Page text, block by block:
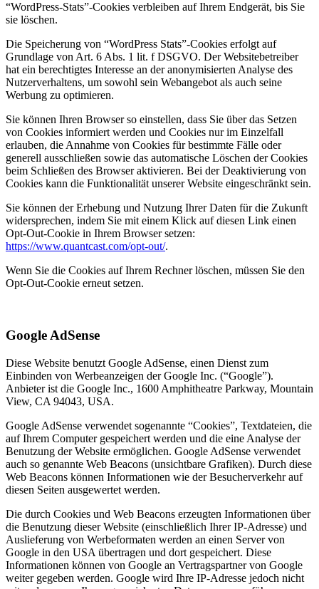
“WordPress-Stats”-Cookies verbleiben auf Ihrem Endgerät, bis Sie
sie löschen.
Die Speicherung von “WordPress Stats”-Cookies erfolgt auf
Grundlage von Art. 6 Abs. 1 lit. f DSGVO. Der Websitebetreiber
hat ein berechtigtes Interesse an der anonymisierten Analyse des
Nutzerverhaltens, um sowohl sein Webangebot als auch seine
Werbung zu optimieren.
Sie können Ihren Browser so einstellen, dass Sie über das Setzen
von Cookies informiert werden und Cookies nur im Einzelfall
erlauben, die Annahme von Cookies für bestimmte Fälle oder
generell ausschließen sowie das automatische Löschen der Cookies
beim Schließen des Browser aktivieren. Bei der Deaktivierung von
Cookies kann die Funktionalität unserer Website eingeschränkt sein.
Sie können der Erhebung und Nutzung Ihrer Daten für die Zukunft
widersprechen, indem Sie mit einem Klick auf diesen Link einen
Opt-Out-Cookie in Ihrem Browser setzen:
https://www.quantcast.com/opt-out/.
Wenn Sie die Cookies auf Ihrem Rechner löschen, müssen Sie den
Opt-Out-Cookie erneut setzen.
Google AdSense
Diese Website benutzt Google AdSense, einen Dienst zum
Einbinden von Werbeanzeigen der Google Inc. (“Google”).
Anbieter ist die Google Inc., 1600 Amphitheatre Parkway, Mountain
View, CA 94043, USA.
Google AdSense verwendet sogenannte “Cookies”, Textdateien, die
auf Ihrem Computer gespeichert werden und die eine Analyse der
Benutzung der Website ermöglichen. Google AdSense verwendet
auch so genannte Web Beacons (unsichtbare Grafiken). Durch diese
Web Beacons können Informationen wie der Besucherverkehr auf
diesen Seiten ausgewertet werden.
Die durch Cookies und Web Beacons erzeugten Informationen über
die Benutzung dieser Website (einschließlich Ihrer IP-Adresse) und
Auslieferung von Werbeformaten werden an einen Server von
Google in den USA übertragen und dort gespeichert. Diese
Informationen können von Google an Vertragspartner von Google
weiter gegeben werden. Google wird Ihre IP-Adresse jedoch nicht